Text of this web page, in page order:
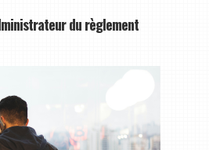
du règlement